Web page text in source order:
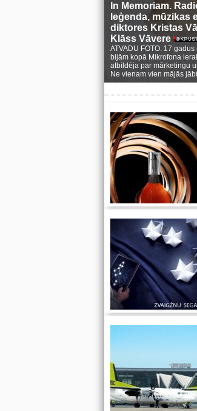
In Memoriam.
leģenda, mūzikas
diktores Kristas
Klāss Vāvere
ATVADU FOTO. 17
bijām kopā Mikrofona
atbildēja par mārketingu
Ne vienam vien mājās